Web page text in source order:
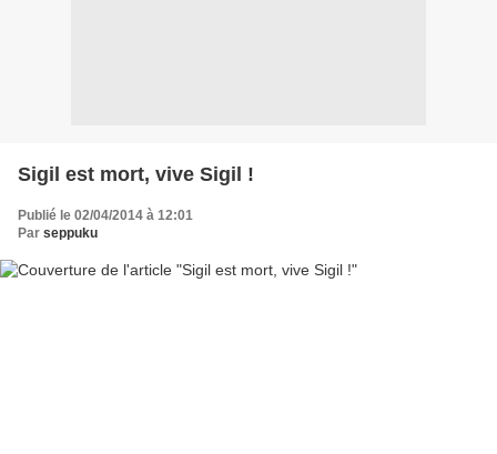
Sigil est mort, vive Sigil !
Publié le 02/04/2014 à 12:01
Par seppuku